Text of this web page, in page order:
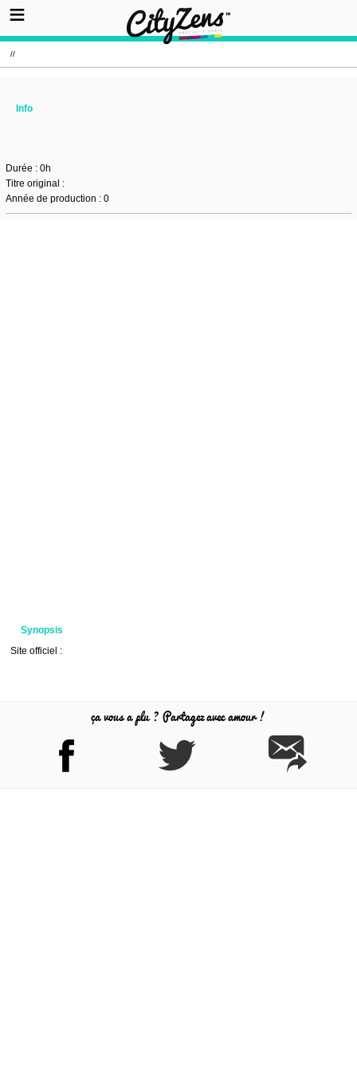
//
Info
Durée : 0h
Titre original :
Année de production : 0
Synopsis
Site officiel :
ça vous a plu ? Partagez avec amour !